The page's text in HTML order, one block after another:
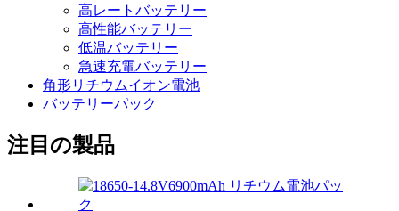
高レートバッテリー
高性能バッテリー
低温バッテリー
急速充電バッテリー
角形リチウムイオン電池
バッテリーパック
注目の製品